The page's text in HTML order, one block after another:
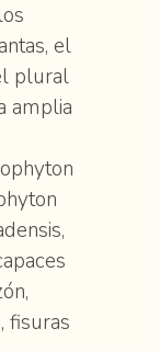
el
plural
amplia
fisuras